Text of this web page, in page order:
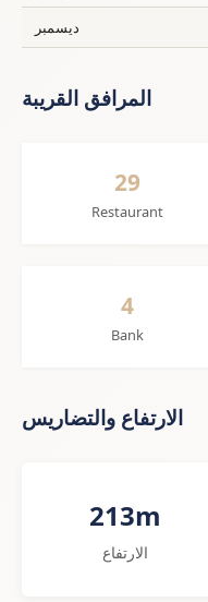
ديسمبر
المرافق القريبة
29
Restaurant
4
Bank
الارتفاع والتضاريس
213m
الارتفاع